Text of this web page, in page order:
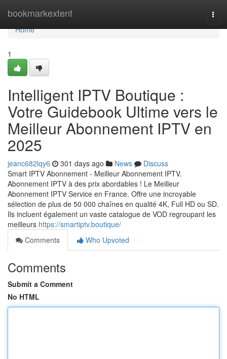
bookmarkextent
Home
Home
1
Intelligent IPTV Boutique :
Votre Guidebook Ultime vers le
Meilleur Abonnement IPTV en
2025
jeanc682lqy6 301 days ago News
Discuss
Smart IPTV Abonnement - Meilleur Abonnement IPTV.
Abonnement IPTV à des prix abordables ! Le Meilleur
Abonnement IPTV Service en France. Offre une incroyable
sélection de plus de 50 000 chaînes en qualité 4K, Full HD ou SD.
Ils incluent également un vaste catalogue de VOD regroupant les
meilleurs https://smartiptv.boutique/
Comments
Who Upvoted
Comments
Submit a Comment
No HTML